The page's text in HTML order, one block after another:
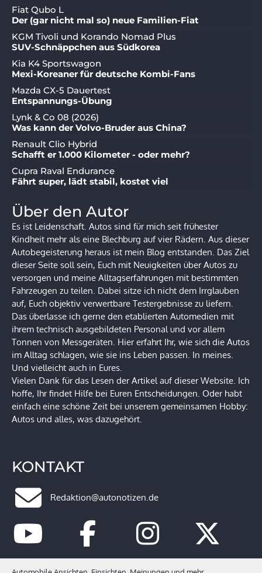
Fiat Qubo L
Der (gar nicht mal so) neue Familien-Fiat
KGM Tivoli und Korando Nomad Plus
SUV-Schnäppchen aus Südkorea
Kia K4 Sportswagon
Mexi-Koreaner für deutsche Kombi-Fans
Mazda CX-5 Dauertest
Entspannungs-Übung
Lynk & Co 08 (2026)
Was kann der Volvo-Bruder aus China?
Renault Clio Hybrid
Schafft er 1.000 Kilometer - oder mehr?
Cupra Raval Endurance
Fährt super, lädt stabil, kostet viel
Über den Autor
Es ist Leidenschaft. Autos sind für mich seit frühester
Kindheit mehr als eine Blechburg auf vier Rädern. Aus dieser
Autobegeisterung heraus ist mein Blog entstanden. Das Ziel
dieser Seite soll sein, Euch mit Neuigkeiten über Autos zu
versorgen und meine Alltagserfahrungen mit bestimmten
Fahrzeugen zu teilen. Dabei sitze ich nicht dem Irrglauben
auf, Euch objektiv verwertbare Testergebnisse zu liefern.
Das überlasse ich gerne den etablierten Automedien mit
ihrem technisch ausgebildeten Personal und vor allem
Tonnen von Messgeräten. Hier erfahrt Ihr, wie sich die Autos
im Alltag schlagen, wie sie ins Leben passen. In meines.
Und vielleicht auch in Eures.
Vielen Dank für das Lesen der Artikel auf dieser Website. Ich
hoffe, Ihr findet Hilfe bei Euren Entscheidungen. Oder habt
einfach eine schöne Zeit bei unserem gemeinsamen Hobby:
Autos und alles, was dazugehört.
KONTAKT
Redaktion@autonotizen.de